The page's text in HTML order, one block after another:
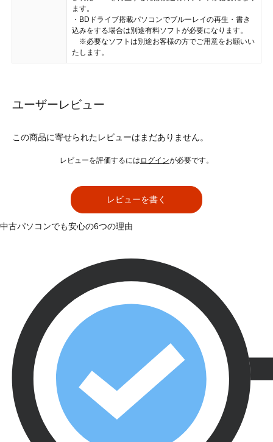
ます。
・BDドライブ搭載パソコンでブルーレイの再生・書き
込みをする場合は別途有料ソフトが必要になります。
※必要なソフトは別途お客様の方でご用意をお願いい
たします。
ユーザーレビュー
この商品に寄せられたレビューはまだありません。
レビューを評価するには ログインが必要です。
レビューを書く
中古パソコンでも安心の6つの理由